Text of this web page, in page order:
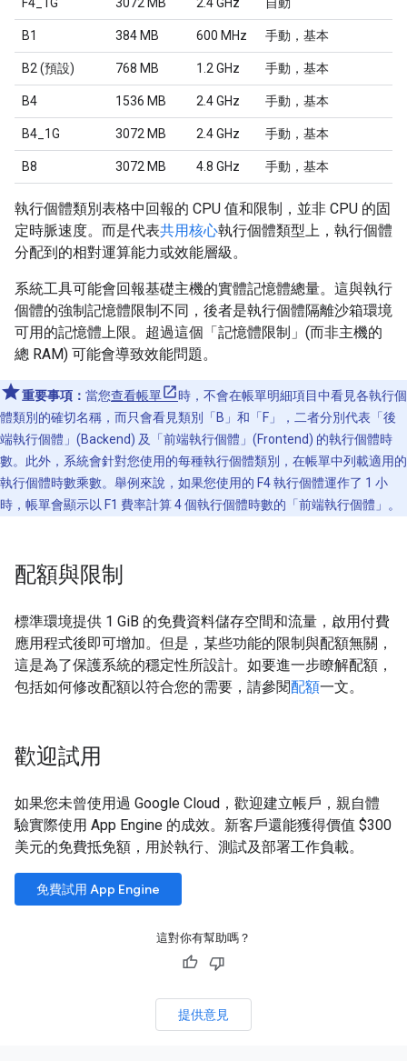
B1 384 MB 600 MHz 手動，基本
B2 (預設) 768 MB 1.2 GHz 手動，基本
B4 1536 MB 2.4 GHz 手動，基本
B4_1G 3072 MB 2.4 GHz 手動，基本
B8 3072 MB 4.8 GHz 手動，基本
執行個體類別表格中回報的 CPU 值和限制，並非 CPU 的固
定時脈速度。而是代表共用核心執行個體類型上，執行個體
分配到的相對運算能力或效能層級。
系統工具可能會回報基礎主機的實體記憶體總量。這與執行
個體的強制記憶體限制不同，後者是執行個體隔離沙箱環境
可用的記憶體上限。超過這個「記憶體限制」(而非主機的
總 RAM) 可能會導致效能問題。
重要事項： 當您查看帳單
時，不會在帳單明細項目中看見各執行個
體類別的確切名稱，而只會看見類別「B」和「F」，二者分別代表「後
端執行個體」(Backend) 及「前端執行個體」(Frontend) 的執行個體時
數。此外，系統會針對您使用的每種執行個體類別，在帳單中列載適用的
執行個體時數乘數。舉例來說，如果您使用的 F4 執行個體運作了 1 小
時，帳單會顯示以 F1 費率計算 4 個執行個體時數的「前端執行個體」。
配額與限制
標準環境提供 1 GiB 的免費資料儲存空間和流量，啟用付費
應用程式後即可增加。但是，某些功能的限制與配額無關，
這是為了保護系統的穩定性所設計。如要進一步瞭解配額，
包括如何修改配額以符合您的需要，請參閱配額一文。
歡迎試用
如果您未曾使用過 Google Cloud，歡迎建立帳戶，親自體
驗實際使用 App Engine 的成效。新客戶還能獲得價值 $300
美元的免費抵免額，用於執行、測試及部署工作負載。
免費試用 App Engine
這對你有幫助嗎？
提供意見